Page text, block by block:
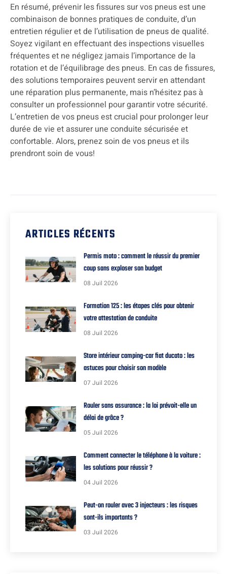
En résumé, prévenir les fissures sur vos pneus est une
combinaison de bonnes pratiques de conduite, d’un
entretien régulier et de l’utilisation de pneus de qualité.
Soyez vigilant en effectuant des inspections visuelles
fréquentes et ne négligez jamais l’importance de la
rotation et de l’équilibrage des pneus. En cas de fissures,
des solutions temporaires peuvent servir en attendant
une réparation plus permanente, mais n’hésitez pas à
consulter un professionnel pour garantir votre sécurité.
L’entretien de vos pneus est crucial pour prolonger leur
durée de vie et assurer une conduite sécurisée et
confortable. Alors, prenez soin de vos pneus et ils
prendront soin de vous!
ARTICLES RÉCENTS
Permis moto : comment le réussir du premier
coup sans exploser son budget
08 Juil 2026
Formation 125 : les étapes clés pour obtenir
votre attestation de conduite
08 Juil 2026
Store intérieur camping-car fiat ducato : les
astuces pour choisir son modèle
07 Juil 2026
Rouler sans assurance : la loi prévoit-elle un
délai de grâce ?
05 Juil 2026
Comment connecter le téléphone à la voiture :
les solutions pour réussir ?
04 Juil 2026
Peut-on rouler avec 3 injecteurs : les risques
sont-ils importants ?
03 Juil 2026